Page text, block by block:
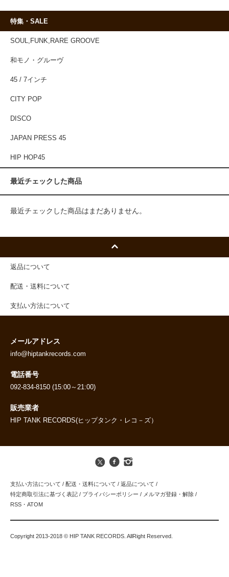
特集・SALE
SOUL,FUNK,RARE GROOVE
和モノ・グルーヴ
45 / 7インチ
CITY POP
DISCO
JAPAN PRESS 45
HIP HOP45
最近チェックした商品
最近チェックした商品はまだありません。
返品について
配送・送料について
支払い方法について
メールアドレス
info@hiptankrecords.com
電話番号
092-834-8150 (15:00～21:00)
販売業者
HIP TANK RECORDS(ヒップタンク・レコ－ズ）
支払い方法について / 配送・送料について / 返品について /
特定商取引法に基づく表記 / プライバシーポリシー / メルマガ登録・解除 /
RSS ・ ATOM
Copyright 2013-2018 © HIP TANK RECORDS. AllRight Reserved.